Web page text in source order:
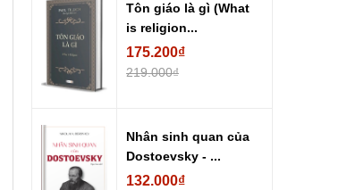
Tôn giáo là gì (What
is religion...
175.200₫
219.000₫
Nhân sinh quan của
Dostoevsky - ...
132.000₫